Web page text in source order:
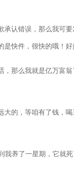
承认错误，那么我可
快件，很快的哦！
，那么我就是亿万富
大的，等咱有了钱，
我养了一星期，它就